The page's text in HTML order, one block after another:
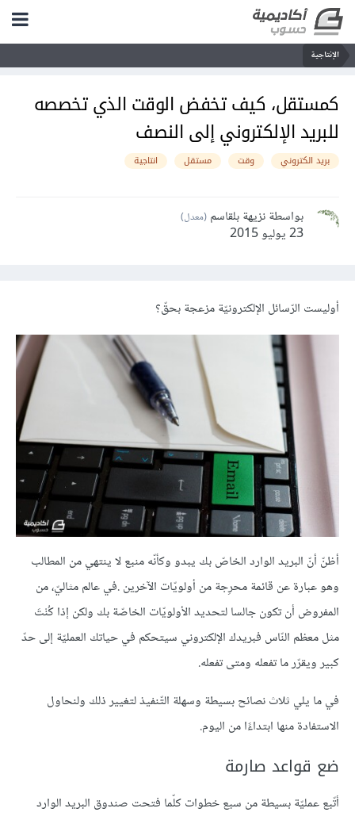
الإنتاجية
كمستقل، كيف تخفض الوقت الذي تخصصه
للبريد الإلكتروني إلى النصف
بريد الكتروني وقت مستقل انتاجية
بواسطة نزيهة بلقاسم (معدل)
23 يوليو 2015
أوليست الرّسائل الإلكترونيّة مزعجة بحقّ؟
أظنّ أنّ البريد الوارد الخاصّ بك يبدو وكأنّه منبع لا ينتهي من المطالب
وهو عبارة عن قائمة محرِجة من أولويّات الآخرين .في عالم مثاليّ، من
المفروض أن تكون جالسا لتحديد الأولويّات الخاصّة بك ولكن إذا كُنْتَ
مثل معظم النّاس فبريدك الإلكتروني سيتحكم في حياتك العمليّة إلى حدّ
كبير ويقرّر ما تفعله ومتى تفعله.
في ما يلي ثلاث نصائح بسيطة وسهلة التّنفيذ لتغيير ذلك ولنحاول
الاستفادة منها ابتداءًا من اليوم.
ضع قواعد صارمة
أتّبع عمليّة بسيطة من سبع خطوات كلّما فتحت صندوق البريد الوارد